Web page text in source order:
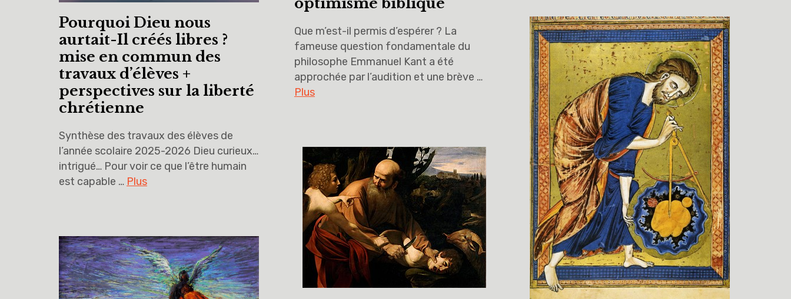
Pourquoi Dieu nous
aurtait-Il créés libres ?
mise en commun des
travaux d’élèves +
perspectives sur la liberté
chrétienne
Synthèse des travaux des élèves de
l’année scolaire 2025-2026 Dieu curieux…
intrigué… Pour voir ce que l’être humain
est capable … Plus
Que m’est-il permis d’espérer ? La
fameuse question fondamentale du
philosophe Emmanuel Kant a été
approchée par l’audition et une brève …
Plus